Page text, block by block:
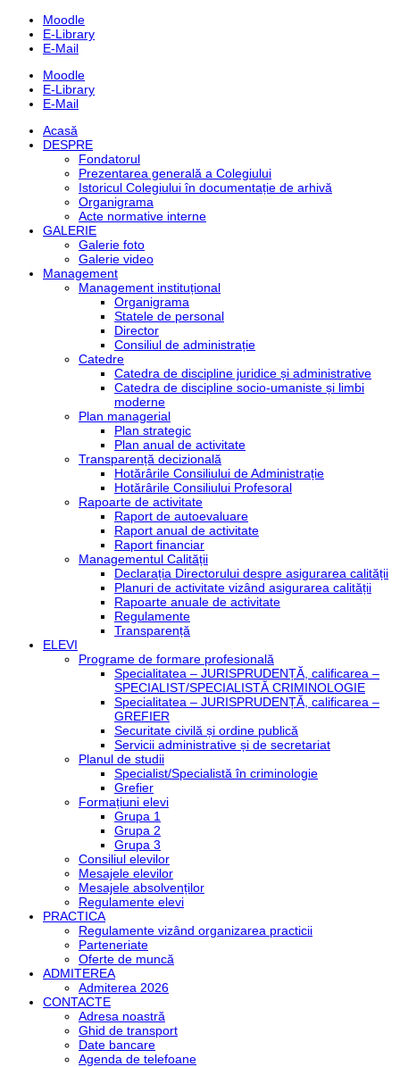
Moodle
E-Library
E-Mail
Moodle
E-Library
E-Mail
Skip
Acasă
DESPRE
Fondatorul
Prezentarea generală a Colegiului
Istoricul Colegiului în documentație de arhivă
Organigrama
Acte normative interne
GALERIE
Galerie foto
Galerie video
Management
Management instituțional
Organigrama
Statele de personal
Director
Consiliul de administrație
Catedre
Catedra de discipline juridice și administrative
Catedra de discipline socio-umaniste și limbi
moderne
Plan managerial
Plan strategic
Plan anual de activitate
Transparență decizională
Hotărârile Consiliului de Administrație
Hotărârile Consiliului Profesoral
Rapoarte de activitate
Raport de autoevaluare
Raport anual de activitate
Raport financiar
Managementul Calității
Declarația Directorului despre asigurarea calității
Planuri de activitate vizând asigurarea calității
Rapoarte anuale de activitate
Regulamente
Transparență
ELEVI
Programe de formare profesională
Specialitatea – JURISPRUDENȚĂ, calificarea –
SPECIALIST/SPECIALISTĂ CRIMINOLOGIE
Specialitatea – JURISPRUDENȚĂ, calificarea –
GREFIER
Securitate civilă și ordine publică
Servicii administrative și de secretariat
Planul de studii
Specialist/Specialistă în criminologie
Grefier
Formațiuni elevi
Grupa 1
Grupa 2
Grupa 3
Consiliul elevilor
Mesajele elevilor
Mesajele absolvenților
Regulamente elevi
PRACTICA
Regulamente vizând organizarea practicii
Parteneriate
Oferte de muncă
ADMITEREA
Admiterea 2026
CONTACTE
Adresa noastră
Ghid de transport
Date bancare
Agenda de telefoane